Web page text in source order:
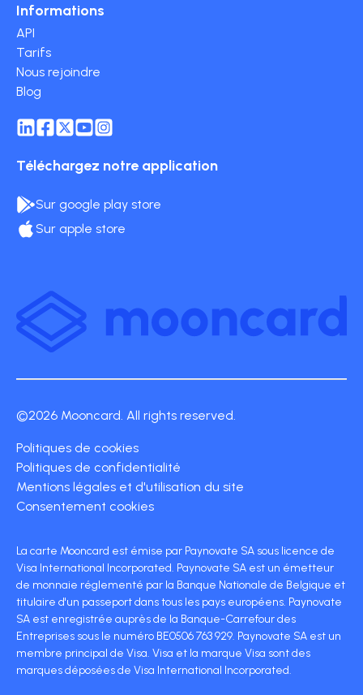
Informations
API
Tarifs
Nous rejoindre
Blog
Téléchargez notre application
Sur google play store
Sur apple store
©2026 Mooncard. All rights reserved.
Politiques de cookies
Politiques de confidentialité
Mentions légales et d'utilisation du site
Consentement cookies
La carte Mooncard est émise par Paynovate SA sous licence de
Visa International Incorporated. Paynovate SA est un émetteur
de monnaie réglementé par la Banque Nationale de Belgique et
titulaire d'un passeport dans tous les pays européens. Paynovate
SA est enregistrée auprès de la Banque-Carrefour des
Entreprises sous le numéro BE0506 763 929. Paynovate SA est un
membre principal de Visa. Visa et la marque Visa sont des
marques déposées de Visa International Incorporated.